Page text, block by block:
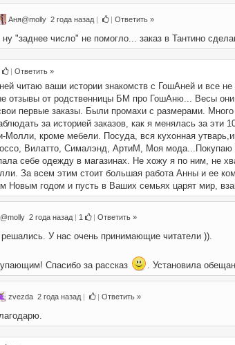
Аня@molly 2 года назад | | Ответить »
ну "заднее число" не помогло... заказ в Тантино
| Ответить »
читаю ваши истории знакомств с ГошАней и все
отзывы от родственницы БМ про ГошАню... Весы
первые заказы. Были промахи с размерами.
за историей заказов, как я менялась за эти
Молли, кроме мебели. Посуда, вся кухонная
Вилатто, Сималэнд, АртиМ, Моя
себе одежду в магазинах. Не хожу я по ним, не
За всем этим стоит большая работа Анны и ее
Новым годом и пусть в Ваших семьях царят мир,
2 года назад | 1 | Ответить »
У нас очень принимающие читатели )).
Спасибо за рассказ . Установила
zvezda 2 года назад | | Ответить »